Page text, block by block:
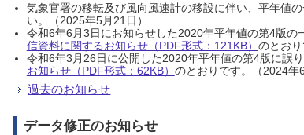
気象官署の移転及び風向風速計の移設に伴い、平年値
い。（2025年5月21日）
令和6年6月3日にお知らせした2020年平年値の第4版
信資料に関するお知らせ（PDF形式：121KB） のとおり
令和6年3月26日に公開した2020年平年値の第4版に誤
お知らせ（PDF形式：62KB） のとおりです。（2024年6
過去のお知らせ
データ修正のお知らせ